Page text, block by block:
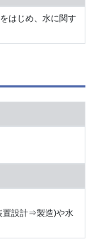
はじめ、水に関す
置設計⇒製造)や水